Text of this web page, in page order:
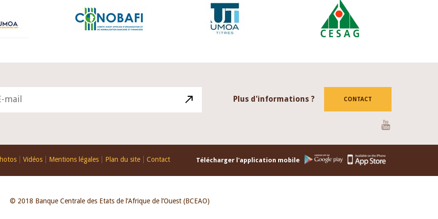
Plus d'informations ? CONTACT
Vidéos Mentions légales Plan du site Contact Télécharger l'application mobile
© 2018 Banque Centrale des Etats de l’Afrique de l’Ouest (BCEAO)